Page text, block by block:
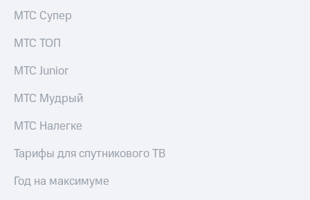
МТС Супер
МТС ТОП
МТС Junior
МТС Мудрый
МТС Налегке
Тарифы для спутникового ТВ
Год на максимуме